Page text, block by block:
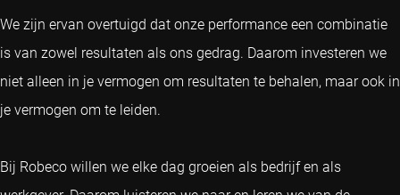
We zijn ervan overtuigd dat onze performance een combinatie
is van zowel resultaten als ons gedrag. Daarom investeren we
niet alleen in je vermogen om resultaten te behalen, maar ook in
je vermogen om te leiden.
Bij Robeco willen we elke dag groeien als bedrijf en als